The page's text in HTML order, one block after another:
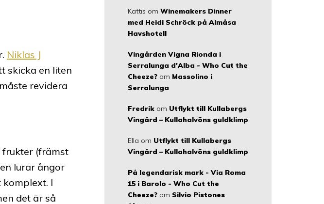
Niklas J
skicka en liten
revidera
frukter (främst
lurar ångor
I
det är så
Kattis om Winemakers Dinner
med Heidi Schröck på Almåsa
Havshotell
Vingården Vigna Rionda i
Serralunga d'Alba - Who Cut the
Cheeze? om Massolino i
Serralunga
Fredrik om Utflykt till Kullabergs
Vingård – Kullahalvöns guldklimp
Ella om Utflykt till Kullabergs
Vingård – Kullahalvöns guldklimp
På legendarisk mark - Via Roma
15 i Barolo - Who Cut the
Cheeze? om Silvio Pistones